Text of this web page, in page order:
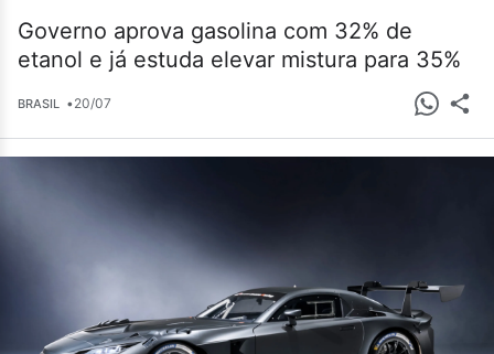
Governo aprova gasolina com 32% de
etanol e já estuda elevar mistura para 35%
BRASIL •20/07